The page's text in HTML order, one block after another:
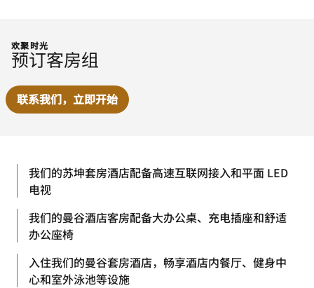
欢聚时光
预订客房组
联系我们，立即开始
我们的苏坤套房酒店配备高速互联网接入和平面 LED
电视
我们的曼谷酒店客房配备大办公桌、充电插座和舒适
办公座椅
入住我们的曼谷套房酒店，畅享酒店内餐厅、健身中
心和室外泳池等设施